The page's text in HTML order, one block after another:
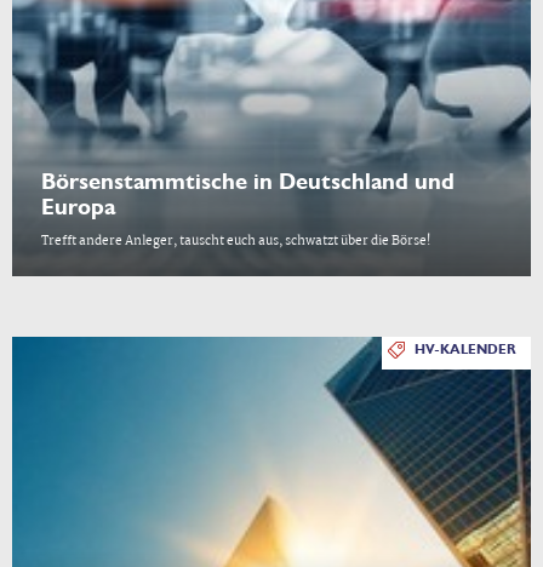
Börsenstammtische in Deutschland und
Europa
Trefft andere Anleger, tauscht euch aus, schwatzt über die Börse!
HV-KALENDER